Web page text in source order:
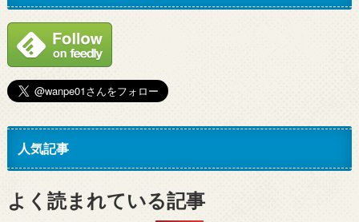
人気記事
よく読まれている記事